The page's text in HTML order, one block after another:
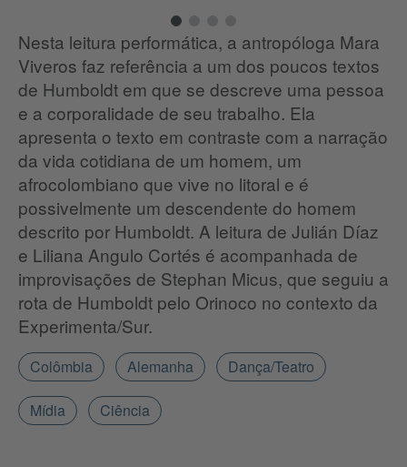
Nesta leitura performática, a antropóloga Mara
Viveros faz referência a um dos poucos textos
de Humboldt em que se descreve uma pessoa
e a corporalidade de seu trabalho. Ela
apresenta o texto em contraste com a narração
da vida cotidiana de um homem, um
afrocolombiano que vive no litoral e é
possivelmente um descendente do homem
descrito por Humboldt. A leitura de Julián Díaz
e Liliana Angulo Cortés é acompanhada de
improvisações de Stephan Micus, que seguiu a
rota de Humboldt pelo Orinoco no contexto da
Experimenta/Sur.
Colômbia Alemanha Dança/Teatro
Mídia Ciência